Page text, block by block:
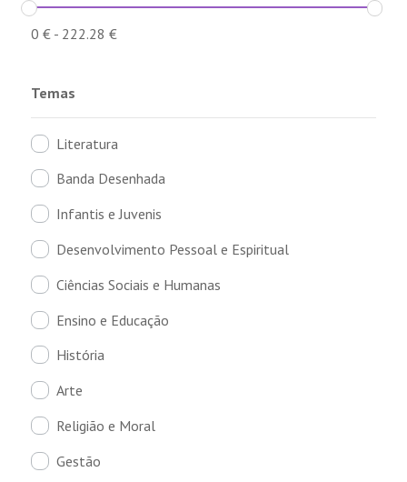
0 €- 222.28 €
Temas
Literatura
Banda Desenhada
Infantis e Juvenis
Desenvolvimento Pessoal e Espiritual
Ciências Sociais e Humanas
Ensino e Educação
História
Arte
Religião e Moral
Gestão